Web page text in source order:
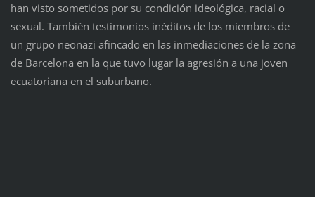
han visto sometidos por su condición ideológica, racial o
sexual. También testimonios inéditos de los miembros de
un grupo neonazi afincado en las inmediaciones de la zona
de Barcelona en la que tuvo lugar la agresión a una joven
ecuatoriana en el suburbano.